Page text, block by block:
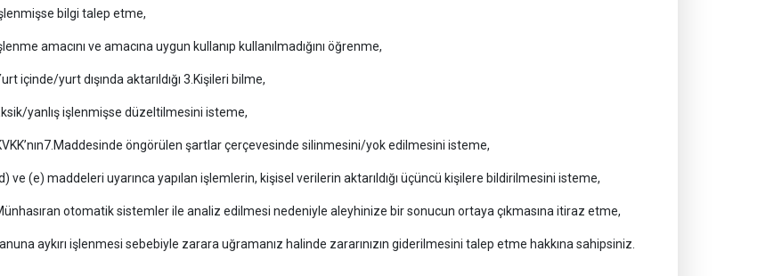
bilgi talep etme,
amacını ve amacına uygun kullanıp kullanılmadığını öğrenme,
içinde/yurt dışında aktarıldığı 3.Kişileri bilme,
yanlış işlenmişse düzeltilmesini isteme,
öngörülen şartlar çerçevesinde silinmesini/yok edilmesini isteme,
(e) maddeleri uyarınca yapılan işlemlerin, kişisel verilerin aktarıldığı üçüncü kişilere bildirilmesini isteme,
otomatik sistemler ile analiz edilmesi nedeniyle aleyhinize bir sonucun ortaya çıkmasına itiraz etme,
aykırı işlenmesi sebebiyle zarara uğramanız halinde zararınızın giderilmesini talep etme hakkına sahipsiniz.